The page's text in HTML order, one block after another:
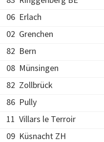
06 Erlach
02 Grenchen
82 Bern
08 Münsingen
82 Zollbrück
86 Pully
11 Villars le Terroir
09 Küsnacht ZH